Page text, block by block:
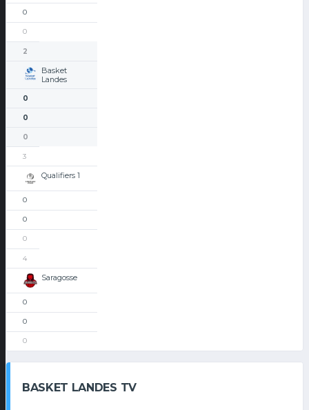
0
0
2
Basket
Landes
0
0
0
3
Qualifiers 1
0
0
0
4
Saragosse
0
0
0
BASKET LANDES TV